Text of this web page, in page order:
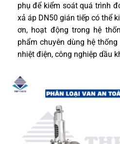
phụ để kiểm soát quá trình
xả áp DN50 gián tiếp có thể
ơn, hoạt động trong hệ
phẩm chuyên dùng hệ
nhiệt điện, công nghiệp dầu